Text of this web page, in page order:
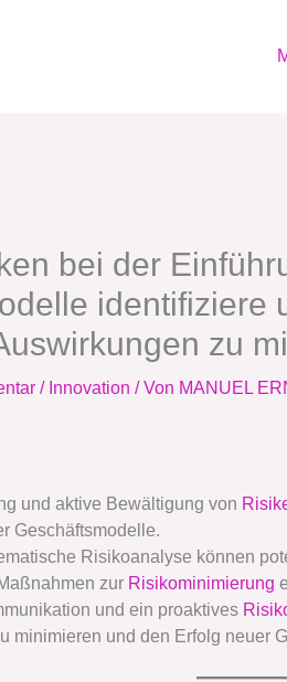
bei der
identifiziere
zu
/ Innovation / Von MANUEL
und aktive Bewältigung von
Geschäftsmodelle.
Risikoanalyse können
zur Risikominimierung
und ein proaktives
minimieren und den Erfolg neuer